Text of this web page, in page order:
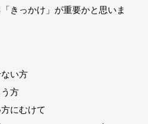
きっかけ」が重要かと思いま
い方
方
にむけて